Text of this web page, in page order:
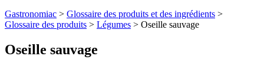
Gastronomiac > Glossaire des produits et des ingrédients >
Glossaire des produits > Légumes > Oseille sauvage
Oseille sauvage